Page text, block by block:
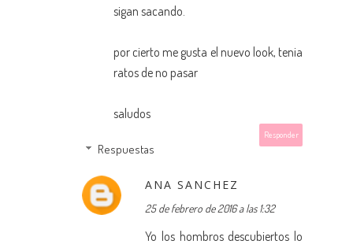
sigan sacando.
por cierto me gusta el nuevo look, tenia
ratos de no pasar
saludos
Responder
Respuestas
ANA SANCHEZ
25 de febrero de 2016 a las 1:32
Yo los hombros descubiertos lo